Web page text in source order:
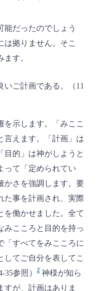
だったのでしょう
は拠りません。そこ
す。
ご計画である。（11
を示します。「みここ
言えます。「計画」は
目的」は神がしようと
って「定められてい
かさを強調します。要
た事を計画され、実際
を働かせました。全て
みこころと目的を持っ
「すべてをみこころに
してご自分を表してこ
参照）
2 神様が知ら
すが、計画はありま